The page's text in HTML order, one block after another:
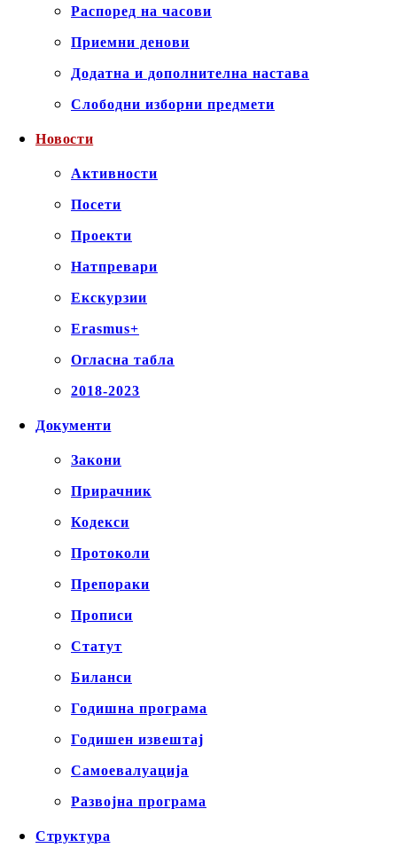
Распоред на часови
Приемни денови
Додатна и дополнителна настава
Слободни изборни предмети
Новости
Активности
Посети
Проекти
Натпревари
Екскурзии
Erasmus+
Огласна табла
2018-2023
Документи
Закони
Прирачник
Кодекси
Протоколи
Препораки
Прописи
Статут
Биланси
Годишна програма
Годишен извештај
Самоевалуација
Развојна програма
Структура